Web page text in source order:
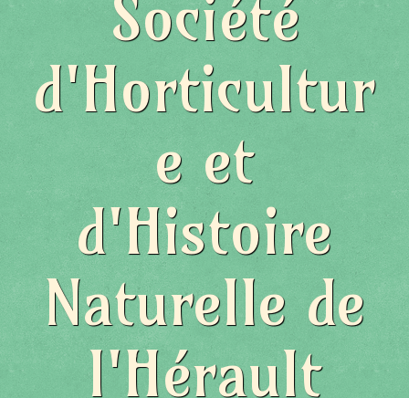
Société
d'Horticultur
e et
d'Histoire
Naturelle de
l'Hérault